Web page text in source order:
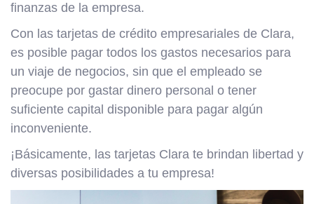
finanzas de la empresa.
Con las tarjetas de crédito empresariales de Clara,
es posible pagar todos los gastos necesarios para
un viaje de negocios, sin que el empleado se
preocupe por gastar dinero personal o tener
suficiente capital disponible para pagar algún
inconveniente.
¡Básicamente, las tarjetas Clara te brindan libertad y
diversas posibilidades a tu empresa!